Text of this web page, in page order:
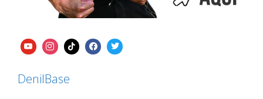
DenilBase